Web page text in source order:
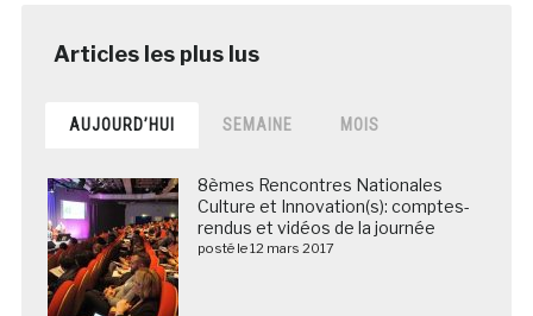
AUJOURD’HUI SEMAINE MOIS
8èmes Rencontres Nationales
Culture et Innovation(s): comptes-
rendus et vidéos de la journée
posté le 12 mars 2017